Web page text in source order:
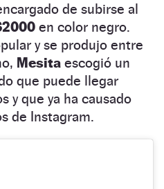
de subirse al
en color negro.
y se produjo entre
Mesita escogió un
que puede llegar
y que ya ha causado
de Instagram.